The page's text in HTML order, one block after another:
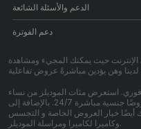
الدعم والأسئلة الشائعة
دعم الفوترة
حيث يمكنك المجيء ومشاهدة
والوصول إليه فوري. استعرض مئات الموديلز من نساء
ورجال وأزواج ومتحولات جنسيًا يؤدون عروضًا جنسية مباشرة 24/7. بالإضافة إلى
أيضًا خيار العروض الخاصة و التجسس
وكاميرا لكاميرا ومراسلة الموديلز.